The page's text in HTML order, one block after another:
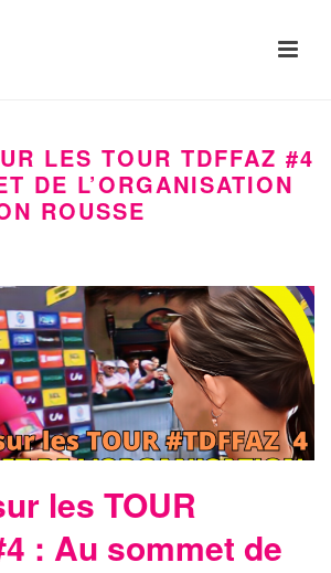
LES TOUR TDFFAZ #4
DE L’ORGANISATION
ROUSSE
les TOUR
: Au sommet de